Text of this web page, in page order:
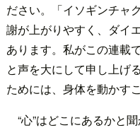
ださい。「イソギンチャ
謝が上がりやすく、ダイ
あります。私がこの連載
と声を大にして申し上げ
ためには、身体を動かす
“心”はどこにあるかと